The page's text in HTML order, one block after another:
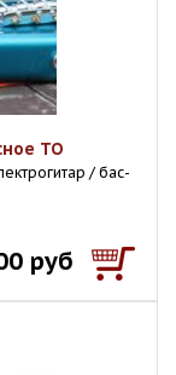
ТО
/ бас-
руб